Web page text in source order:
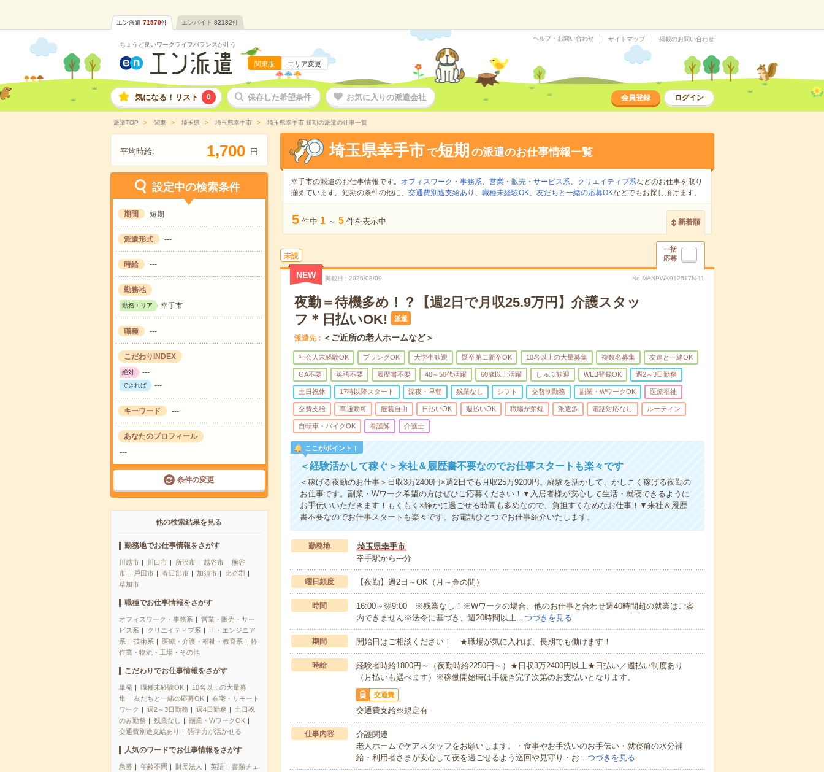
エン派遣 71570件 エンバイト 82182件
ちょうど良いワークライフバランスが叶う
関東版 エリア変更
ヘルプ・お問い合わせ サイトマップ 掲載のお問い合わせ
気になる！リスト 0 保存した希望条件 お気に入りの派遣会社 会員登録 ログイン
派遣TOP 関東 埼玉県 埼玉県幸手市 埼玉県幸手市 短期の派遣の仕事一覧
平均時給: 1,700 円
設定中の検索条件
期間 短期
派遣形式 ---
時給 ---
勤務地
勤務エリア 幸手市
職種 ---
こだわりINDEX
絶対 ---
できれば ---
キーワード ---
あなたのプロフィール
---
条件の変更
他の検索結果を見る
勤務地でお仕事情報をさがす
川越市 川口市 所沢市 越谷市
熊谷
市
戸田市 春日部市 加須市
比企郡
草加市
職種でお仕事情報をさがす
オフィスワーク・事務系
営業・販売・サー
ビス系
クリエイティブ系
IT・エンジニア
系
技術系 医療・介護・福祉・教育系
軽
作業・物流・工場・その他
こだわりでお仕事情報をさがす
単発 職種未経験OK
10名以上の大量募
集
友だちと一緒の応募OK
在宅・リモート
ワーク
週2～3日勤務 週4日勤務
土日祝
のみ勤務
残業なし
副業・WワークOK
交通費別途支給あり
語学力が活かせる
人気のワードでお仕事情報をさがす
急募 年齢不問 財団法人 英語
書類チェ
埼玉県幸手市 で短期 の派遣のお仕事情報一覧
幸手市の派遣のお仕事情報です。 オフィスワーク・事務系、 営業・販売・サービス系、 クリエイティブ系などのお仕事を取り
揃えています。短期の条件の他に、 交通費別途支給あり 、 職種未経験OK、 友だちと一緒の応募OKなどでもお探し頂けます。
5 件中 1 ～ 5 件を表示中 新着順
未読
一括
応募
NEW 掲載日 2026/08/09 No.MANPWK912517N-11
夜勤＝待機多め！？【週2日で月収25.9万円】介護スタッ
フ＊日払いOK!
派遣
派遣先 ＜ご近所の老人ホームなど＞
社会人未経験OK ブランクOK 大学生歓迎 既卒第二新卒OK 10名以上の大量募集 複数名募集 友達と一緒OK
OA不要 英語不要 履歴書不要 40～50代活躍 60歳以上活躍 しゅふ歓迎 WEB登録OK 週2～3日勤務
土日祝休 17時以降スタート 深夜・早朝 残業なし シフト 交替制勤務 副業・WワークOK 医療福祉
交費支給 車通勤可 服装自由 日払いOK 週払いOK 職場が禁煙 派遣多 電話対応なし ルーティン
自転車・バイクOK 看護師 介護士
ここがポイント！
＜経験活かして稼ぐ＞来社＆履歴書不要なのでお仕事スタートも楽々です
＜稼げる夜勤のお仕事＞日収3万2400円×週2日でも月収25万9200円。経験を活かして、かしこく稼げる夜勤の
お仕事です。副業・Wワーク希望の方はぜひご応募ください！▼入居者様が安心して生活・就寝できるように
お手伝いいただきます！もくもく×静かに過ごせる時間も多めなので、負担すくなめなお仕事！▼来社＆履歴
書不要なのでお仕事スタートも楽々です。お電話ひとつでお仕事紹介いたします。
勤務地
埼玉県幸手市
幸手駅から---分
曜日頻度 【夜勤】週2日～OK（月～金の間）
時間
16:00～翌9:00 ※残業なし！※Wワークの場合、他のお仕事と合わせ週40時間超の就業はご案
内できません※法令に基づき、週20時間以上…つづきを見る
期間 開始日はご相談ください！ ★職場が気に入れば、長期でも働けます！
時給
経験者時給1800円～（夜勤時給2250円～）★日収3万2400円以上★日払い／週払い制度あり
（月払いも選べます）※稼働開始時は手続き完了次第のお支払いとなります。
交通費
交通費支給※規定有
仕事内容
介護関連
老人ホームでケアスタッフをお願いします。・食事やお手洗いのお手伝い・就寝前の水分補
給・利用者さまが安心して夜を過ごせるよう巡回や見守り・お…つづきを見る